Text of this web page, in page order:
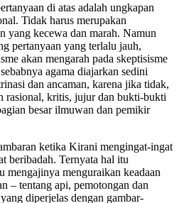
di atas adalah ungkapan
Tidak harus merupakan
yang kecewa dan marah. Namun
pertanyaan yang terlalu jauh,
akan mengarah pada skeptisisme
agama diajarkan sedini
dan ancaman, karena jika tidak,
rasional, kritis, jujur dan bukti-bukti
besar ilmuwan dan pemikir
ketika Kirani mengingat-ingat
beribadah. Ternyata hal itu
mengajinya menguraikan keadaan
– tentang api, pemotongan dan
diperjelas dengan gambar-